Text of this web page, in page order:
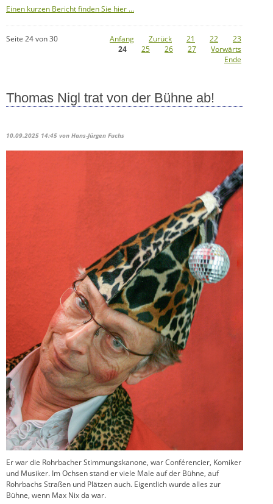
Einen kurzen Bericht finden Sie hier …
Seite 24 von 30 Anfang Zurück 21 22
23
24
25 26 27
Vorwärts
Ende
Thomas Nigl trat von der Bühne ab!
10.09.2025 14:45 von Hans-Jürgen Fuchs
Er war die Rohrbacher Stimmungskanone, war Conférencier, Komiker
und Musiker. Im Ochsen stand er viele Male auf der Bühne, auf
Rohrbachs Straßen und Plätzen auch. Eigentlich wurde alles zur
Bühne, wenn Max Nix da war.